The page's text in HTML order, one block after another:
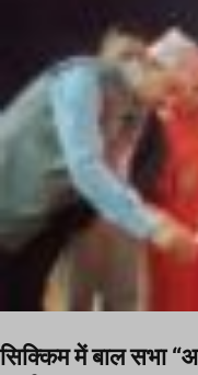
सिक्किम में बाल सभा